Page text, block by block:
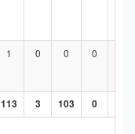
1 0 0 0
113 3 103 0